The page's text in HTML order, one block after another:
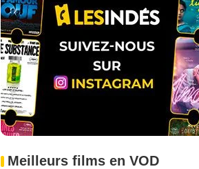
Meilleurs films en VOD